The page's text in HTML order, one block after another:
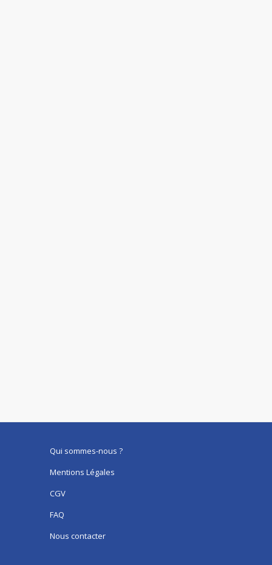
Qui sommes-nous ?
Mentions Légales
CGV
FAQ
Nous contacter